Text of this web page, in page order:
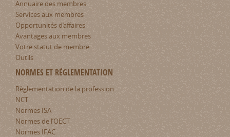
Annuaire des membres
Services aux membres
Opportunités d’affaires
Avantages aux membres
Votre statut de membre
Outils
NORMES ET RÉGLEMENTATION
Règlementation de la profession
NCT
Normes ISA
Normes de l’OECT
Normes IFAC